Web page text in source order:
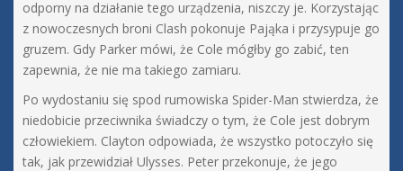
odporny na działanie tego urządzenia, niszczy je. Korzystając
z nowoczesnych broni Clash pokonuje Pająka i przysypuje go
gruzem. Gdy Parker mówi, że Cole mógłby go zabić, ten
zapewnia, że nie ma takiego zamiaru.
Po wydostaniu się spod rumowiska Spider-Man stwierdza, że
niedobicie przeciwnika świadczy o tym, że Cole jest dobrym
człowiekiem. Clayton odpowiada, że wszystko potoczyło się
tak, jak przewidział Ulysses. Peter przekonuje, że jego